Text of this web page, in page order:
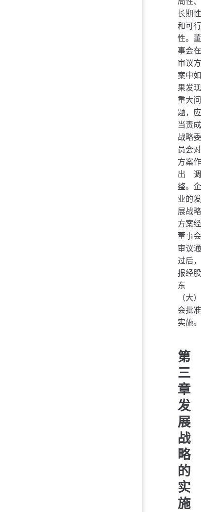
长期性
和可行
性。董
事会在
审议方
案中如
果发现
重大问
题，应
当责成
战略委
员会对
方案作
出调
整。企
业的发
展战略
方案经
董事会
审议通
过后，
报经股
东
（大）
会批准
实施。
第
三
章
发
展
战
略
的
实
施